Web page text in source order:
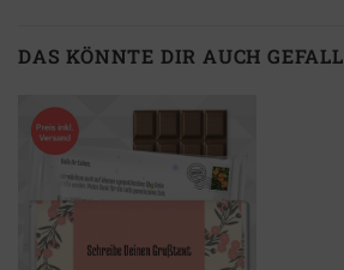
DAS KÖNNTE DIR AUCH